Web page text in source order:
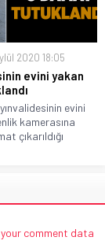
2020 18:05
evini yakan
evini
kamerasına
çıkarıldığı
comment data